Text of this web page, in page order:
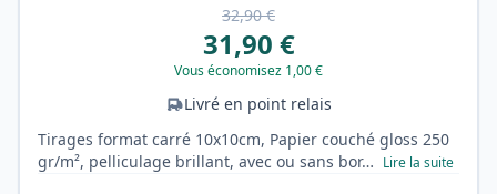
32,90 €
31,90 €
Vous économisez 1,00 €
Livré en point relais
Tirages format carré 10x10cm, Papier couché gloss 250
gr/m², pelliculage brillant, avec ou sans bor… Lire la suite